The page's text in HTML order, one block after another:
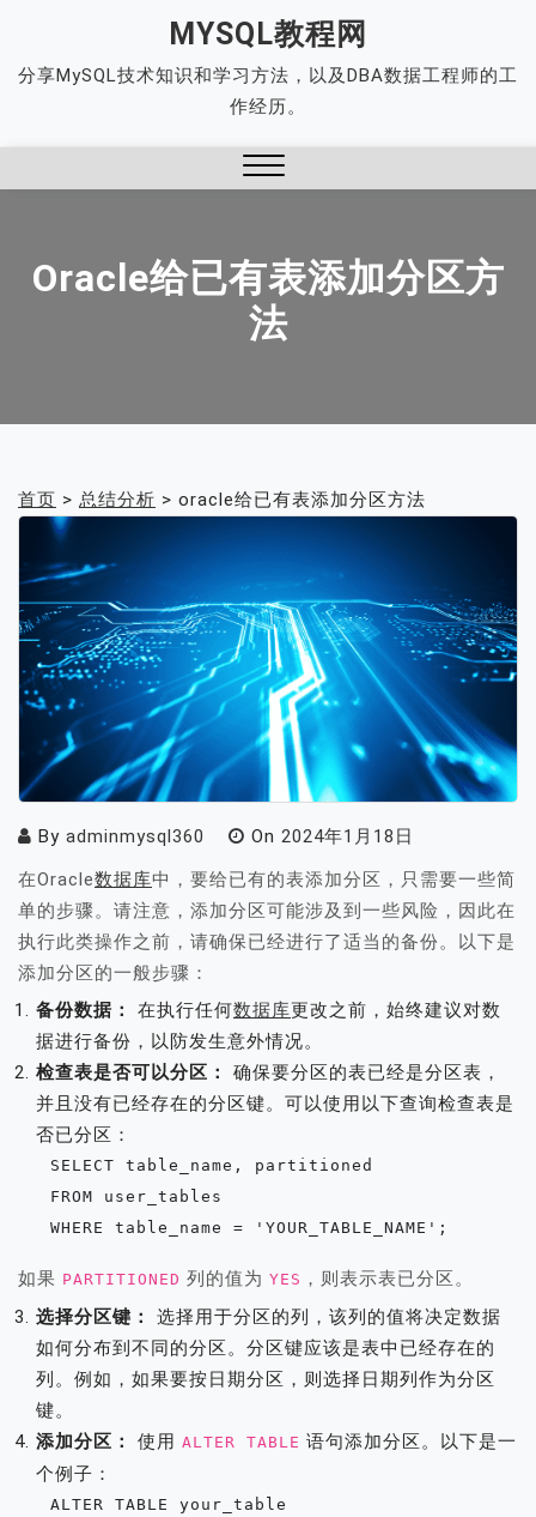
content
MYSQL教程网
分享MySQL技术知识和学习方法，以及DBA数据工程师的工
作经历。
Oracle给已有表添加分区方
法
首页 > 总结分析 > oracle给已有表添加分区方法
By adminmysql360 On 2024年1月18日
在Oracle数据库中，要给已有的表添加分区，只需要一些简
单的步骤。请注意，添加分区可能涉及到一些风险，因此在
执行此类操作之前，请确保已经进行了适当的备份。以下是
添加分区的一般步骤：
备份数据：
在执行任何数据库更改之前，始终建议对数
据进行备份，以防发生意外情况。
检查表是否可以分区：
确保要分区的表已经是分区表，
并且没有已经存在的分区键。可以使用以下查询检查表是
否已分区：
   WHERE table_name = 'YOUR_TABLE_NAME';
如果 PARTITIONED 列的值为 YES ，则表示表已分区。
选择分区键：
选择用于分区的列，该列的值将决定数据
如何分布到不同的分区。分区键应该是表中已经存在的
列。例如，如果要按日期分区，则选择日期列作为分区
键。
添加分区：
使用 ALTER TABLE 语句添加分区。以下是一
个例子：